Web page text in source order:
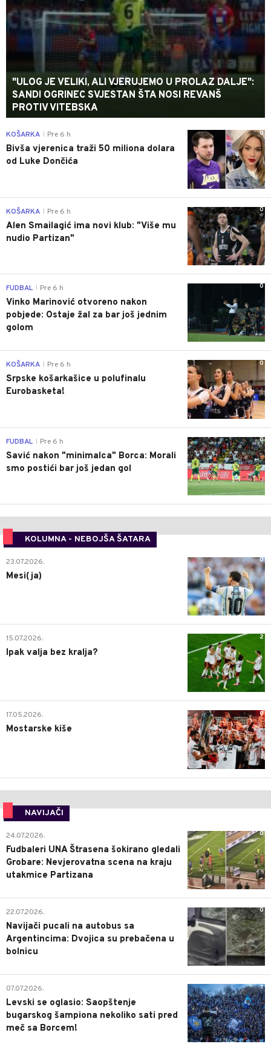
"ULOG JE VELIKI, ALI VJERUJEMO U PROLAZ DALJE":
SANDI OGRINEC SVJESTAN ŠTA NOSI REVANŠ
PROTIV VITEBSKA
0
KOŠARKA Pre 6 h
Bivša vjerenica traži 50 miliona dolara
od Luke Dončića
0
KOŠARKA Pre 6 h
Alen Smailagić ima novi klub: "Više mu
nudio Partizan"
0
FUDBAL Pre 6 h
Vinko Marinović otvoreno nakon
pobjede: Ostaje žal za bar još jednim
golom
0
KOŠARKA Pre 6 h
Srpske košarkašice u polufinalu
Eurobasketa!
0
FUDBAL Pre 6 h
Savić nakon "minimalca" Borca: Morali
smo postići bar još jedan gol
KOLUMNA - NEBOJŠA ŠATARA
0
23.07.2026.
Mesi(ja)
2
15.07.2026.
Ipak valja bez kralja?
0
17.05.2026.
Mostarske kiše
NAVIJAČI
0
24.07.2026.
Fudbaleri UNA Štrasena šokirano gledali
Grobare: Nevjerovatna scena na kraju
utakmice Partizana
0
22.07.2026.
Navijači pucali na autobus sa
Argentincima: Dvojica su prebačena u
bolnicu
1
07.07.2026.
Levski se oglasio: Saopštenje
bugarskog šampiona nekoliko sati pred
meč sa Borcem!